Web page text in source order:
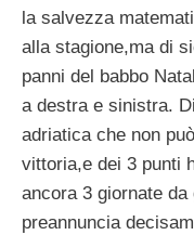
la salvezza
alla stagione,ma di
panni del babbo
a destra e sinistra.
adriatica che non
vittoria,e dei 3 punti
ancora 3 giornate
preannuncia